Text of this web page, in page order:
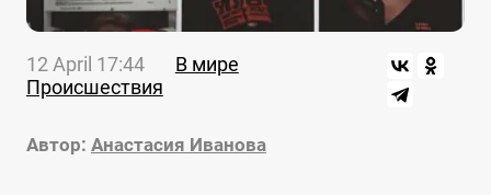
12 April 17:44
В мире
Происшествия
Автор: Анастасия Иванова